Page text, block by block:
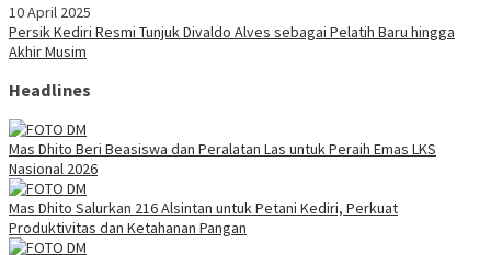
10 April 2025
Persik Kediri Resmi Tunjuk Divaldo Alves sebagai Pelatih Baru hingga
Akhir Musim
Headlines
Mas Dhito Beri Beasiswa dan Peralatan Las untuk Peraih Emas LKS
Nasional 2026
Mas Dhito Salurkan 216 Alsintan untuk Petani Kediri, Perkuat
Produktivitas dan Ketahanan Pangan